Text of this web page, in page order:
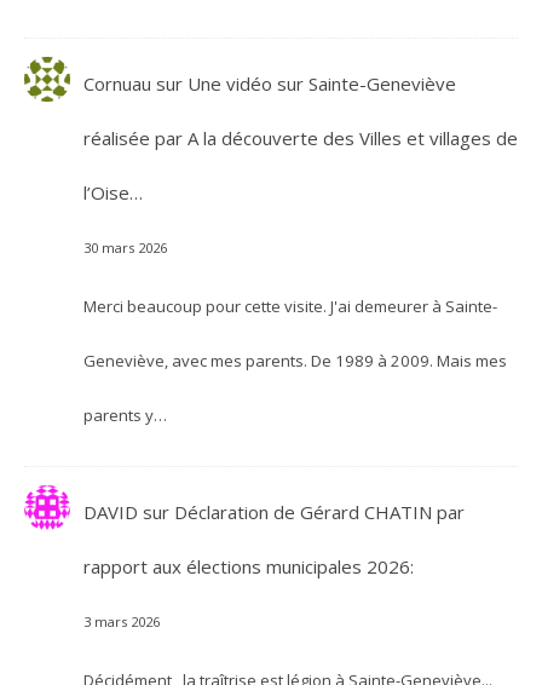
Cornuau sur Une vidéo sur Sainte-Geneviève
réalisée par A la découverte des Villes et villages de
l’Oise…
30 mars 2026
Merci beaucoup pour cette visite. J'ai demeurer à Sainte-
Geneviève, avec mes parents. De 1989 à 2009. Mais mes
parents y…
DAVID sur Déclaration de Gérard CHATIN par
rapport aux élections municipales 2026:
3 mars 2026